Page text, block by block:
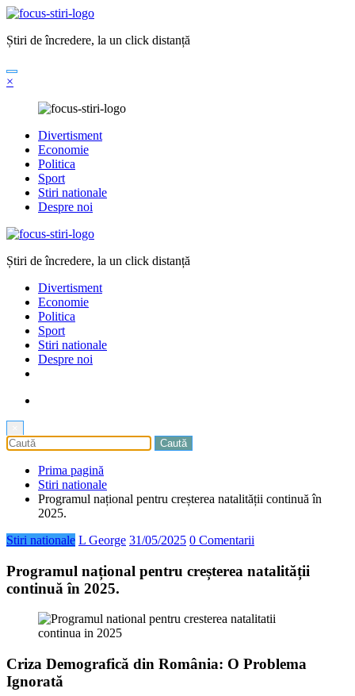
Sari
conținut
Știri de încredere, la un click distanță
×
Divertisment
Economie
Politica
Sport
Stiri nationale
Despre noi
Știri de încredere, la un click distanță
Divertisment
Economie
Politica
Sport
Stiri nationale
Despre noi
Prima pagină
Stiri nationale
Programul național pentru creșterea natalității continuă în
2025.
Stiri nationale L George 31/05/2025 0 Comentarii
Programul național pentru creșterea natalității
continuă în 2025.
Criza Demografică din România: O Problema
Ignorată